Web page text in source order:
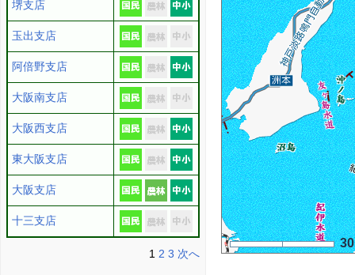
堺支店
玉出支店
阿倍野支店
大阪南支店
大阪西支店
東大阪支店
大阪支店
十三支店
1 2 3 次へ